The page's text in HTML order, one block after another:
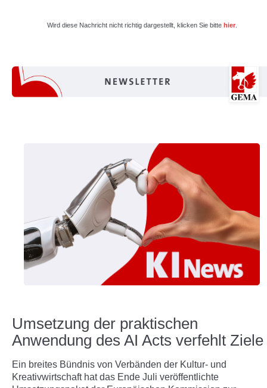
Wird diese Nachricht nicht richtig dargestellt, klicken Sie bitte hier.
Umsetzung der praktischen
Anwendung des AI Acts verfehlt Ziele
Ein breites Bündnis von Verbänden der Kultur- und
Kreativwirtschaft hat das Ende Juli veröffentlichte